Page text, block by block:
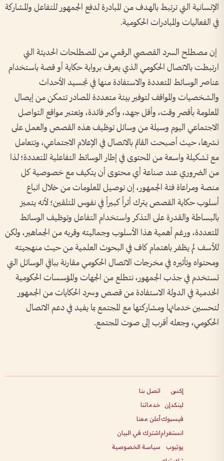
الإنسانية التي ترتبط بالهدف من المبادرة لدفع الجمهور للتفاعل والمشاركة
في الفعاليات والمبادرات الحكومية.
إن مصطلح السرد القصصي الرقمي من المصطلحات الحديثة التي
ارتبطت بالاتصال الحكومي الذي يعرف برواية حكاية أو قصة باستخدام
عناصر الوسائط المتعددة والاستفادة منها في تجسيد الأحداث
والشخصيات والمواقف لتوفير بيئة متعددة المصادر تتمكن من إيصال
المعلومة بأقصر وقت، وأقل جهد، وأكبر فائدة، وتعتبر مواقع التواصل
الاجتماعي اليوم وسيلة من وسائل توظيف هذه القصص والعمل على
نشرها، حيث أصبحت القائم بالاتصال في الإعلام الاجتماعي، وتتعامل
مع تشكيلة واسعة من المحتوى في إطار الوسائط التفاعلية المتعددة؛ لذا
من الضروري عند صناعة أي محتوى أن يتكيف مع خصوصية كل
منصة ومراعاة فئة الجمهور، إن توصيل المعلومات من خلال اتباع
أسلوب حكاية القصص يترك أثراً كبيراً في نفوس المتلقين؛ لأنه يتميز
بالبساطة والقدرة على التذكر واستخدام التفاعل وتوظيف الوسائط
المتعددة، ورغم أهمية هذا الأسلوب وجماليته وقربه من الجماهير، ولكن
للأسف لم يظفر باهتمام كاف في البحوث العلمية من حيث منهجيته
ومحتواه وتأثيره في مخرجات الاتصال الحكومي مقارنة بباقي الوسائل التي
تستخدم في جذب الجمهور، نتطلع من الجهات والمؤسسات الحكومية
الخدمية في الدولة الاستفادة من قصص وسرد الحكايات من الجمهور
لتحسين خدماتها ومشاركتها مع المجتمع بما يفيد في دعم الاتصال
الحكومي، وجعله أقرب إلى صوت المجتمع.
إكس
لينكدإن
فيسبوك
انستغرام
يوتيوب
اتصل بنا
خدماتنا
أعلن معنا
اشترك في البيان
سياسة الخصوصية